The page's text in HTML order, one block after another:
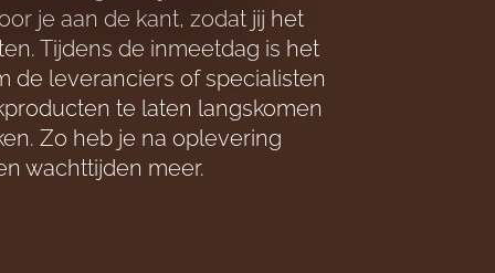
je aan de kant, zodat jij het
Tijdens de inmeetdag is het
de leveranciers of specialisten
te laten langskomen
Zo heb je na oplevering
wachttijden meer.